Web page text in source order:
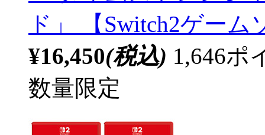
ド」 【Switch2ゲー
¥16,450(税込) 1,646ポ
数量限定